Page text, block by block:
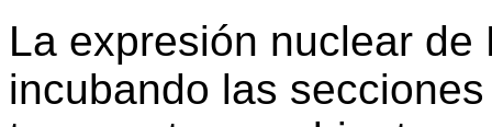
La expresión nuclear
incubando las